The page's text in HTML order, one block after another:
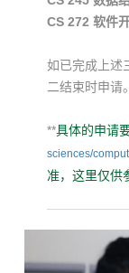
CS 272 软件
如已完成上述
二结束时申请。
**具体的申请
sciences/
准，这里仅供